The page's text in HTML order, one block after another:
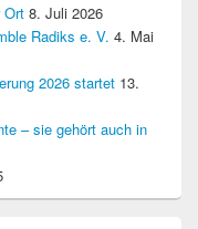
Ort 8. Juli 2026
Radiks e. V. 4. Mai
2026 startet 13.
– sie gehört auch in